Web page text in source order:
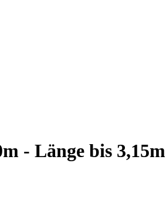
- Länge bis 3,15m